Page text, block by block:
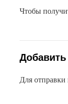
Чтобы
Для